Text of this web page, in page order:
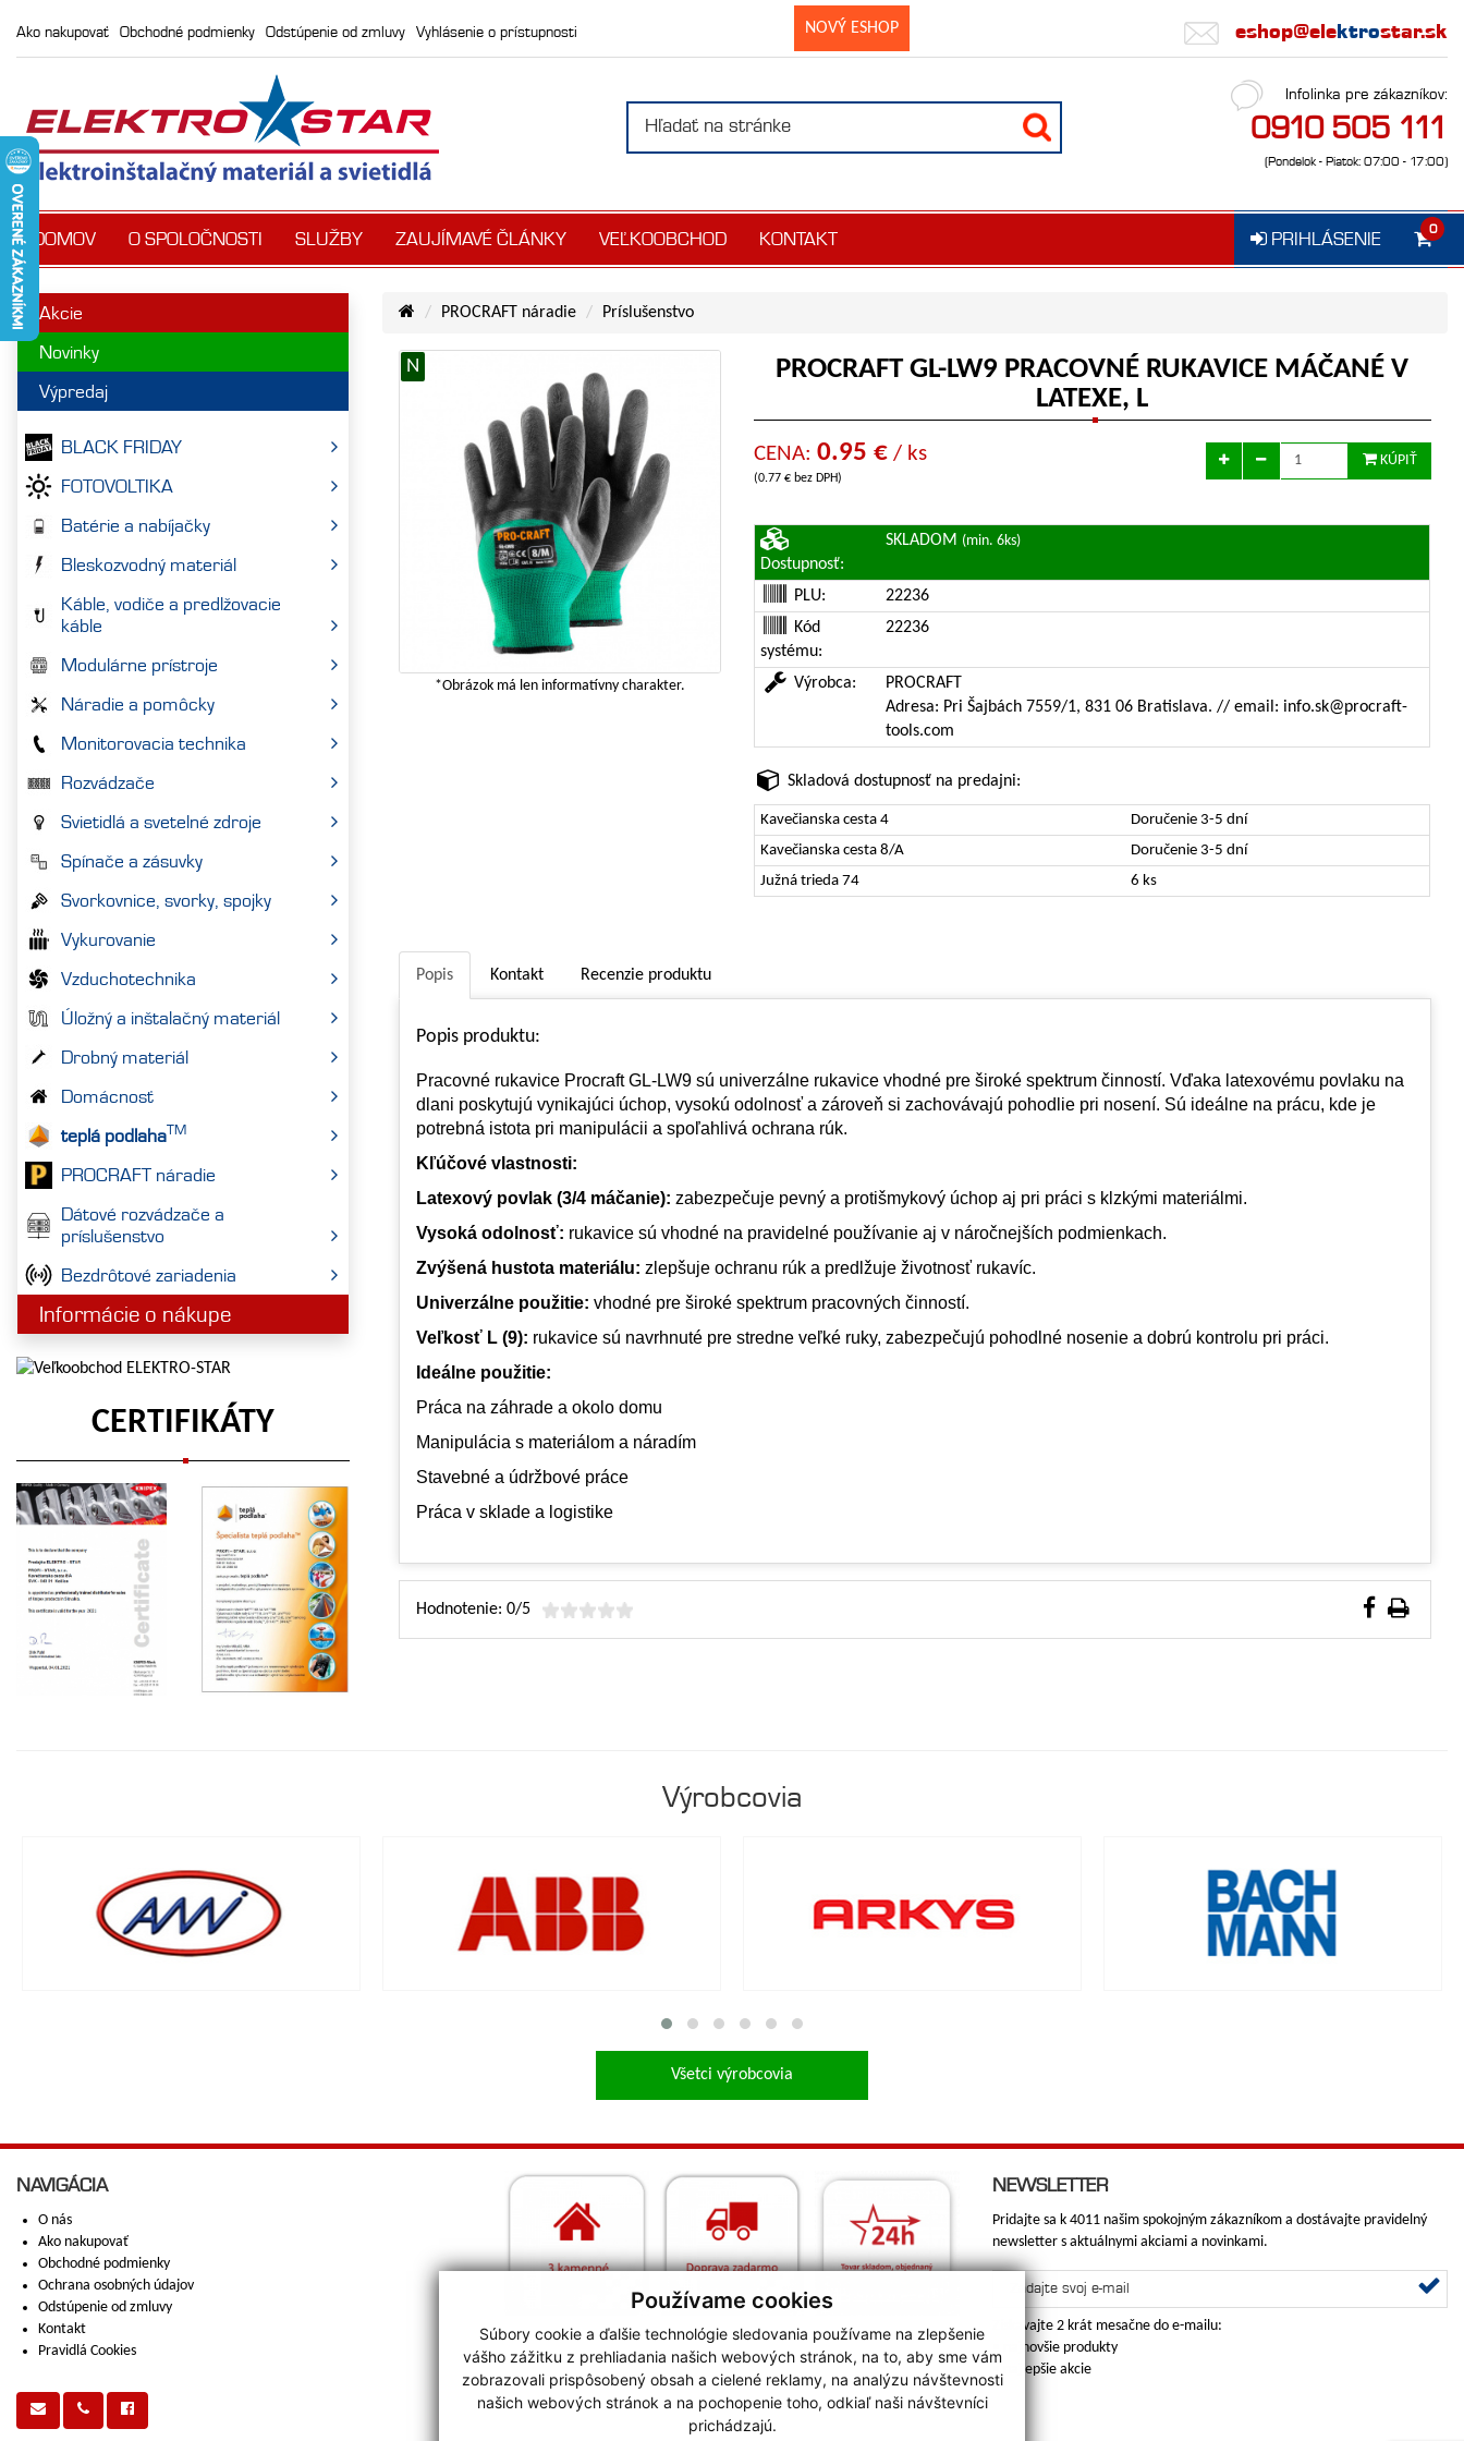
Používame cookies
Súbory cookie a ďalšie technológie sledovania používame na zlepšenie
vášho zážitku z prehliadania našich webových stránok, na to, aby sme vám
zobrazovali prispôsobený obsah a cielené reklamy, na analýzu návštevnosti
našich webových stránok a na pochopenie toho, odkiaľ naši návštevníci
prichádzajú.
Ako nakupovať Obchodné podmienky Odstúpenie od zmluvy Vyhlásenie o prístupnosti NOVÝ ESHOP eshop@elektrostar.sk
Infolinka pre zákazníkov:
0910 505 111
(Pondelok - Piatok: 07:00 - 17:00)
DOMOV O SPOLOČNOSTI SLUŽBY ZAUJÍMAVÉ ČLÁNKY VEĽKOOBCHOD KONTAKT PRIHLÁSENIE 0
Akcie
Novinky
Výpredaj
BLACK FRIDAY
FOTOVOLTIKA
Batérie a nabíjačky
Bleskozvodný materiál
Káble, vodiče a predlžovacie
káble
Modulárne prístroje
Náradie a pomôcky
Monitorovacia technika
Rozvádzače
Svietidlá a svetelné zdroje
Spínače a zásuvky
Svorkovnice, svorky, spojky
Vykurovanie
Vzduchotechnika
Úložný a inštalačný materiál
Drobný materiál
Domácnosť
teplá podlahaTM
PROCRAFT náradie
Dátové rozvádzače a
príslušenstvo
Bezdrôtové zariadenia
Informácie o nákupe
CERTIFIKÁTY
PROCRAFT náradie Príslušenstvo
N
*Obrázok má len informatívny charakter.
PROCRAFT GL-LW9 PRACOVNÉ RUKAVICE MÁČANÉ V
LATEXE, L
CENA: 0.95 €/ ks
(0.77 € bez DPH)
KÚPIŤ
Dostupnosť:
SKLADOM (min. 6ks)
PLU:
22236
Kód
systému:
22236
Výrobca:
PROCRAFT
Adresa: Pri Šajbách 7559/1, 831 06 Bratislava. // email: info.sk@procraft-
tools.com
Skladová dostupnosť na predajni:
Kavečianska cesta 4
Doručenie 3-5 dní
Kavečianska cesta 8/A
Doručenie 3-5 dní
Južná trieda 74
6 ks
Popis Kontakt Recenzie produktu
Popis produktu:
Pracovné rukavice Procraft GL-LW9 sú univerzálne rukavice vhodné pre široké spektrum činností. Vďaka latexovému povlaku na
dlani poskytujú vynikajúci úchop, vysokú odolnosť a zároveň si zachovávajú pohodlie pri nosení. Sú ideálne na prácu, kde je
potrebná istota pri manipulácii a spoľahlivá ochrana rúk.
Kľúčové vlastnosti:
Latexový povlak (3/4 máčanie): zabezpečuje pevný a protišmykový úchop aj pri práci s klzkými materiálmi.
Vysoká odolnosť: rukavice sú vhodné na pravidelné používanie aj v náročnejších podmienkach.
Zvýšená hustota materiálu: zlepšuje ochranu rúk a predlžuje životnosť rukavíc.
Univerzálne použitie: vhodné pre široké spektrum pracovných činností.
Veľkosť L (9): rukavice sú navrhnuté pre stredne veľké ruky, zabezpečujú pohodlné nosenie a dobrú kontrolu pri práci.
Ideálne použitie:
Práca na záhrade a okolo domu
Manipulácia s materiálom a náradím
Stavebné a údržbové práce
Práca v sklade a logistike
Hodnotenie: 0/5
Výrobcovia
Všetci výrobcovia
NAVIGÁCIA
O nás
Ako nakupovať
Obchodné podmienky
Ochrana osobných údajov
Odstúpenie od zmluvy
Kontakt
Pravidlá Cookies
NEWSLETTER
Pridajte sa k 4011 našim spokojným zákazníkom a dostávajte pravidelný
newsletter s aktuálnymi akciami a novinkami.
Získavajte 2 krát mesačne do e-mailu:
najnovšie produkty
najlepšie akcie